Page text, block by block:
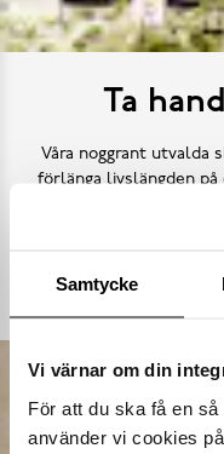
Samtycke
Vi värnar om din
För att du ska få en
använder vi cookies
Ta
Våra noggrant utvalda
förlänga livslängden
deras ursprungliga
skydd mot väder och